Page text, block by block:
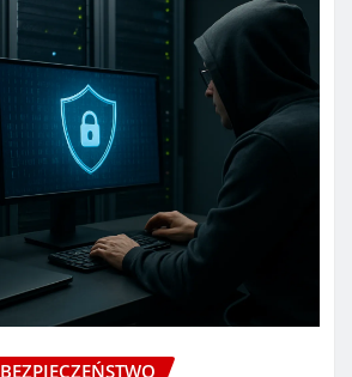
BEZPIECZEŃSTWO